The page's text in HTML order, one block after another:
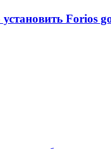
Forios